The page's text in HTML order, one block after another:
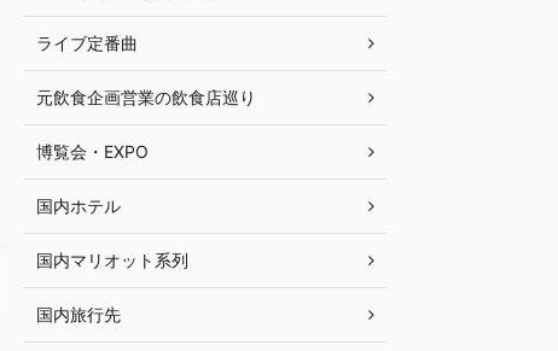
ライブ定番曲
元飲食企画営業の飲食店巡り
博覧会・EXPO
国内ホテル
国内マリオット系列
国内旅行先